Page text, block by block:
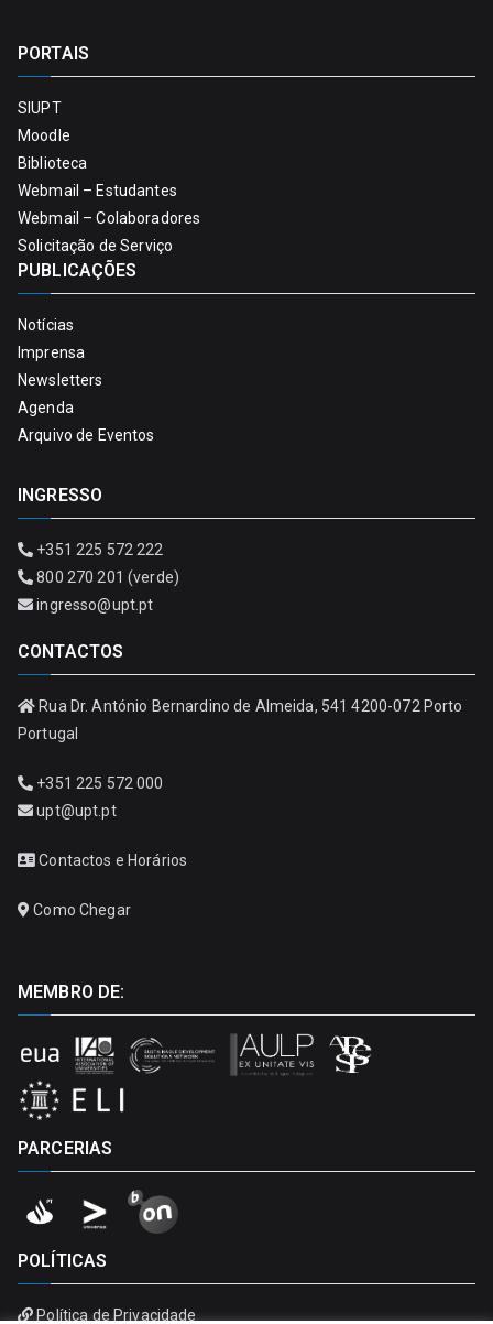
PORTAIS
SIUPT
Moodle
Biblioteca
Webmail – Estudantes
Webmail – Colaboradores
Solicitação de Serviço
PUBLICAÇÕES
Notícias
Imprensa
Newsletters
Agenda
Arquivo de Eventos
INGRESSO
+351 225 572 222
800 270 201 (verde)
ingresso@upt.pt
CONTACTOS
Rua Dr. António Bernardino de Almeida, 541 4200-072 Porto
Portugal
+351 225 572 000
upt@upt.pt
Contactos e Horários
Como Chegar
MEMBRO DE:
PARCERIAS
POLÍTICAS
Política de Privacidade